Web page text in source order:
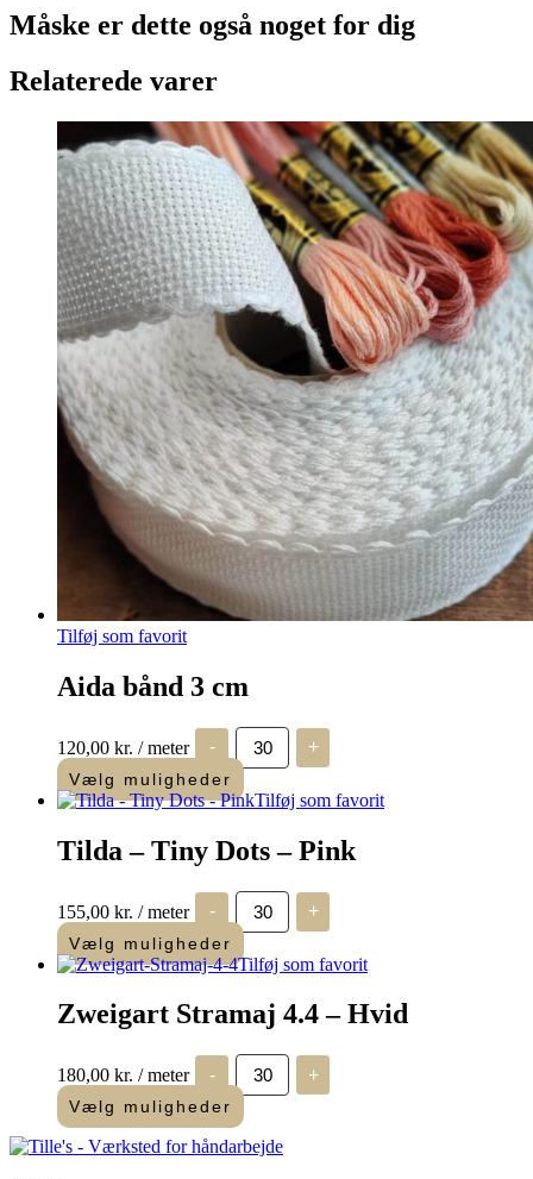
Sort
Måske er dette også noget for dig
Relaterede varer
Tilføj som favorit
Aida bånd 3 cm
120,00 kr. / meter -
Aida
bånd
3
cm
antal
+
Vælg muligheder
Tilføj som favorit
Tilda – Tiny Dots – Pink
155,00 kr. / meter -
Tilda
-
Tiny
Dots
-
antal
+
Vælg muligheder
Tilføj som favorit
Zweigart Stramaj 4.4 – Hvid
180,00 kr. / meter -
Zweigart
Stramaj
4.4
Hvid
antal
+
Vælg muligheder